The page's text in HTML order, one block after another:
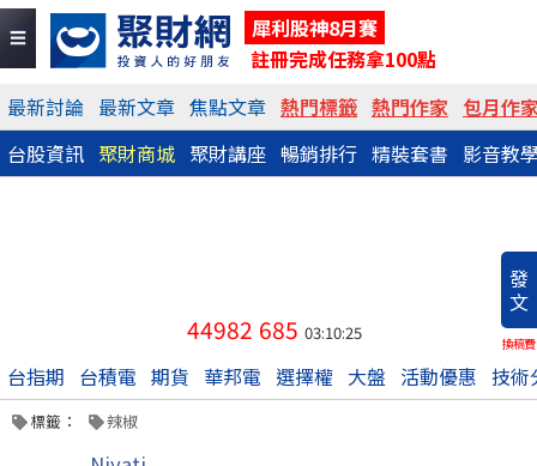
犀利股神8月賽
註冊完成任務拿100點
最新討論 最新文章 焦點文章 熱門標籤 熱門作家 包月作
台股資訊 聚財商城 聚財講座 暢銷排行 精裝套書 影音教
發
文
換稿費
44982 685 03:10:25
台指期 台積電 期貨 華邦電 選擇權 大盤 活動優惠 技術
標籤： 辣椒